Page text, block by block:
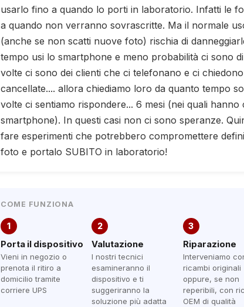
usarlo fino a quando lo porti in laboratorio. Infatti le
a quando non verranno sovrascritte. Ma il normale
(anche se non scatti nuove foto) rischia di
tempo usi lo smartphone e meno probabilità ci sono
volte ci sono dei clienti che ci telefonano e ci
cancellate.... allora chiediamo loro da quanto tempo
volte ci sentiamo rispondere... 6 mesi (nei quali
smartphone). In questi casi non ci sono speranze.
fare esperimenti che potrebbero compromettere
foto e portalo SUBITO in laboratorio!
COME FUNZIONA
1
Porta il dispositivo
Vieni in negozio o
prenota il ritiro a
domicilio tramite
corriere UPS
2
Valutazione
I nostri tecnici
esamineranno il
dispositivo e ti
suggeriranno la
soluzione più adatta
3
Riparazione
Interveniamo
ricambi originali
oppure, se non
reperibili, con
OEM di qualità